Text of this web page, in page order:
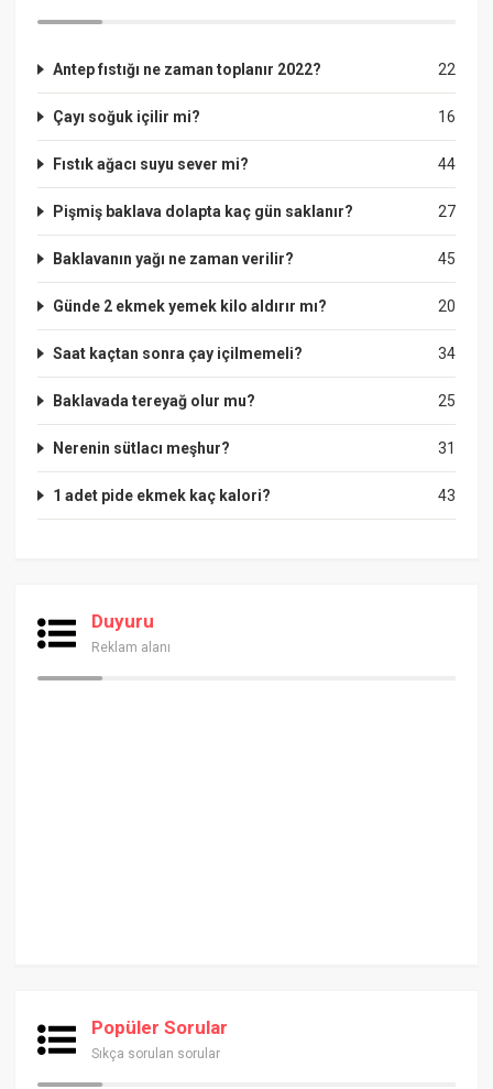
22
Antep fıstığı ne zaman toplanır 2022?
16
Çayı soğuk içilir mi?
44
Fıstık ağacı suyu sever mi?
27
Pişmiş baklava dolapta kaç gün saklanır?
45
Baklavanın yağı ne zaman verilir?
20
Günde 2 ekmek yemek kilo aldırır mı?
34
Saat kaçtan sonra çay içilmemeli?
25
Baklavada tereyağ olur mu?
31
Nerenin sütlacı meşhur?
43
1 adet pide ekmek kaç kalori?
Duyuru
Reklam alanı
Popüler Sorular
Sıkça sorulan sorular